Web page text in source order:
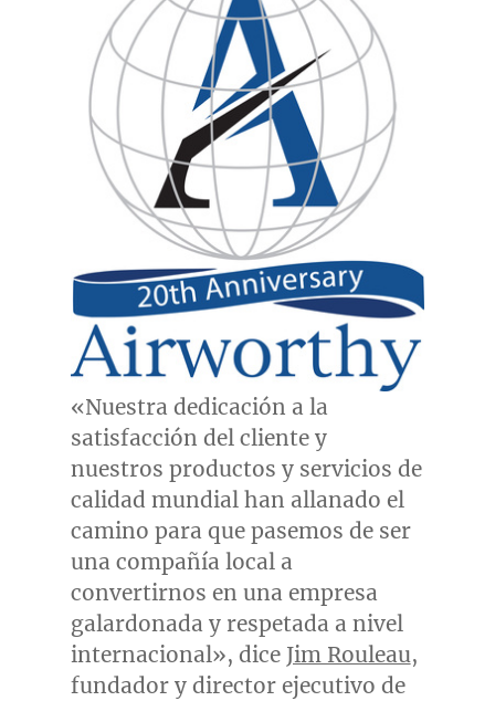
«Nuestra dedicación a la
satisfacción del cliente y
nuestros productos y servicios de
calidad mundial han allanado el
camino para que pasemos de ser
una compañía local a
convertirnos en una empresa
galardonada y respetada a nivel
internacional», dice Jim Rouleau,
fundador y director ejecutivo de